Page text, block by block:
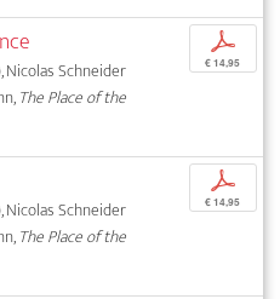
Nicolas Schneider
The Place of the
p
€ 14,95
Nicolas Schneider
The Place of the
p
€ 14,95